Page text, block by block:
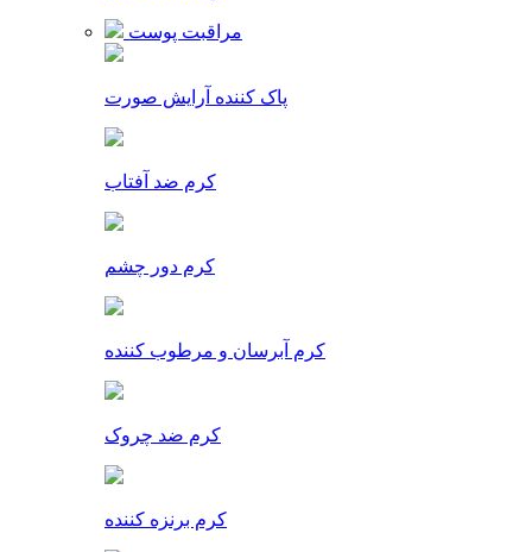
مراقبت پوست
پاک کننده آرایش صورت
کرم ضد آفتاب
کرم دور چشم
کرم آبرسان و مرطوب کننده
کرم ضد چروک
کرم برنزه کننده